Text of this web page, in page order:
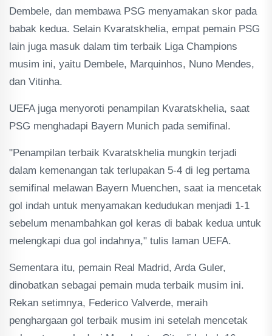
Dembele, dan membawa PSG menyamakan skor pada
babak kedua. Selain Kvaratskhelia, empat pemain PSG
lain juga masuk dalam tim terbaik Liga Champions
musim ini, yaitu Dembele, Marquinhos, Nuno Mendes,
dan Vitinha.
UEFA juga menyoroti penampilan Kvaratskhelia, saat
PSG menghadapi Bayern Munich pada semifinal.
"Penampilan terbaik Kvaratskhelia mungkin terjadi
dalam kemenangan tak terlupakan 5-4 di leg pertama
semifinal melawan Bayern Muenchen, saat ia mencetak
gol indah untuk menyamakan kedudukan menjadi 1-1
sebelum menambahkan gol keras di babak kedua untuk
melengkapi dua gol indahnya," tulis laman UEFA.
Sementara itu, pemain Real Madrid, Arda Guler,
dinobatkan sebagai pemain muda terbaik musim ini.
Rekan setimnya, Federico Valverde, meraih
penghargaan gol terbaik musim ini setelah mencetak